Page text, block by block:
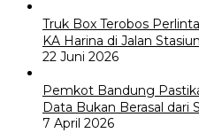
Truk Box Terobos
KA Harina di Jalan
22 Juni 2026
Pemkot Bandung
Data Bukan Berasal dari
7 April 2026